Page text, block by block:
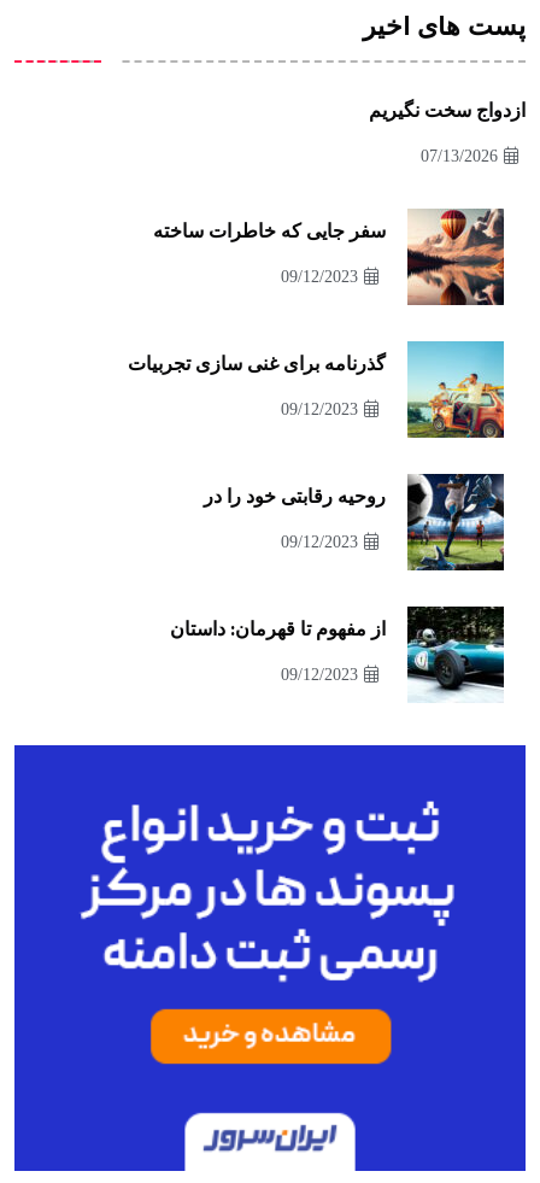
پست های اخیر
ازدواج سخت نگیریم
07/13/2026
سفر جایی که خاطرات ساخته
09/12/2023
گذرنامه برای غنی سازی تجربیات
09/12/2023
روحیه رقابتی خود را در
09/12/2023
از مفهوم تا قهرمان: داستان
09/12/2023